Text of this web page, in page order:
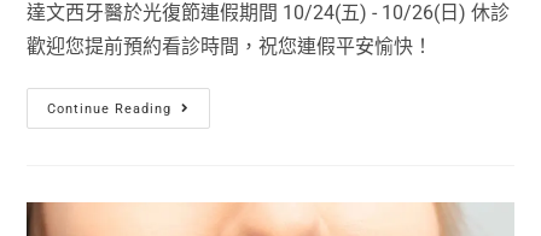
達文西牙醫於光復節連假期間 10/24(五) - 10/26(日) 休診
歡迎您提前預約看診時間，祝您連假平安愉快！
Continue Reading